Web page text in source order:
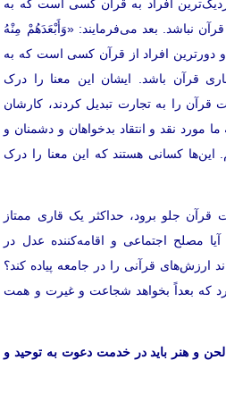
افراد به قرآن کسی است که به
نباشد. بعد می‌فرمایند: «وَأَبْعَدَهُمْ مِنْهُ
دورترین افراد از قرآن کسی است که به
قرآن باشد. ایشان این معنا را درک
قرآن را به تجارت تبدیل کردند، کارشان
نقد و انتقاد بدخواهان و دشمنان و
این‌ها کسانی هستند که این معنا را درک
جلو برود، حداکثر یک قاری ممتاز
مصلح اجتماعی و اقامه‌کننده‌ عدل در
ارزش‌های قرآنی را در جامعه پیاده کند؟
که بعداً بخواهد شجاعت و غیرت و همت
و هنر باید در خدمت دعوت به توحید و